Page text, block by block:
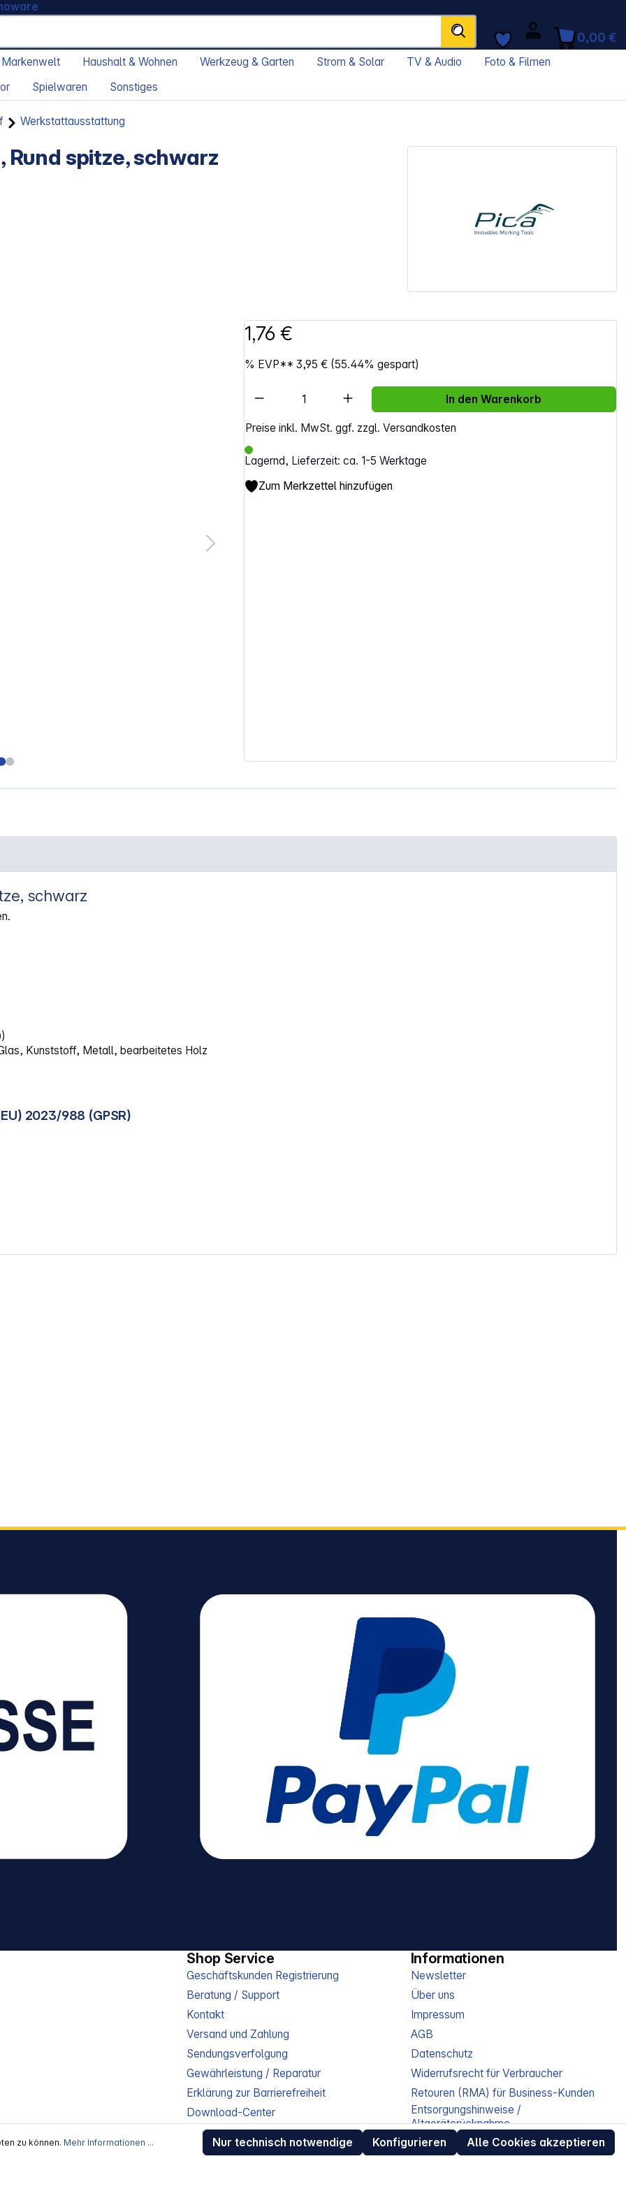
0,00 €
Haushalt & Wohnen Werkzeug & Garten Strom & Solar TV & Audio
Foto & Filmen
Spielwaren Sonstiges
Werkstattausstattung
spitze, schwarz
1,76 €
% EVP**3,95 € (55.44% gespart)
Preise inkl. MwSt. ggf. zzgl. Versandkosten
Lagernd, Lieferzeit: ca. 1-5 Werktage
Artikel Anzahl: Gib den gewünschten Wert ein
In den Warenkorb
Zum Merkzettel hinzufügen
spitze, schwarz"
schwarz
Kunststoff, Metall, bearbeitetes Holz
2023/988 (GPSR)
Shop Service
Geschäftskunden Registrierung
Beratung / Support
Kontakt
Versand und Zahlung
Sendungsverfolgung
Gewährleistung / Reparatur
Erklärung zur Barrierefreiheit
Download-Center
Jobs
Informationen
Newsletter
Über uns
Impressum
AGB
Datenschutz
Widerrufsrecht für Verbraucher
Retouren (RMA) für Business-Kunden
Entsorgungshinweise /
Altgeräterücknahme
Kundeninformation / Bestellablauf
zu können. Mehr Informationen ... Nur technisch notwendige Konfigurieren Alle Cookies akzeptieren